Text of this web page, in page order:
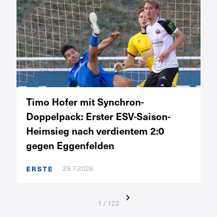
Timo Hofer mit Synchron-
Doppelpack: Erster ESV-Saison-
Heimsieg nach verdientem 2:0
gegen Eggenfelden
ERSTE 29.7.2026
1 / 123